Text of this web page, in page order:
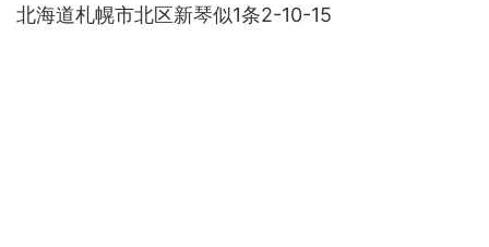
北海道札幌市北区新琴似1条2-10-15